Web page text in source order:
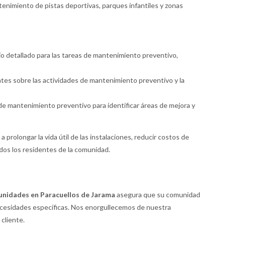
de pistas deportivas, parques infantiles y zonas
detallado para las tareas de mantenimiento preventivo,
sobre las actividades de mantenimiento preventivo y la
mantenimiento preventivo para identificar áreas de mejora y
la vida útil de las instalaciones, reducir costos de
los residentes de la comunidad.
en Paracuellos de Jarama asegura que su comunidad
específicas. Nos enorgullecemos de nuestra
cliente.